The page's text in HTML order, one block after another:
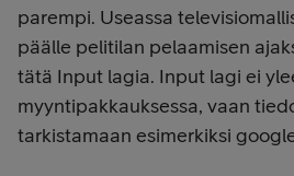
parempi. Useassa
päälle pelitilan pelaamisen
tätä Input lagia. Input lagi ei
myyntipakkauksessa, vaan
tarkistamaan esimerkiksi